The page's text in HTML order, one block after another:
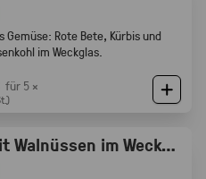
Gemüse: Rote Bete, Kürbis und
im Weckglas.
für 5 ×
Blanchierter Spinat mit Walnüssen im Weckglas